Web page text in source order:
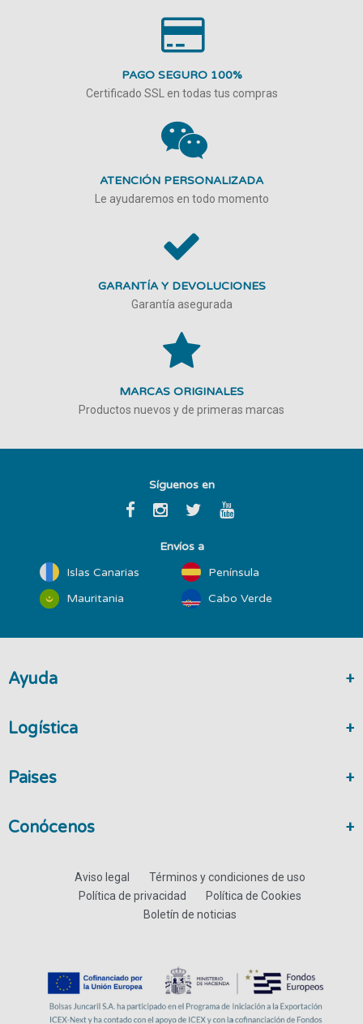
PAGO SEGURO 100%
Certificado SSL en todas tus compras
ATENCIÓN PERSONALIZADA
Le ayudaremos en todo momento
GARANTÍA Y DEVOLUCIONES
Garantía asegurada
MARCAS ORIGINALES
Productos nuevos y de primeras marcas
Síguenos en
Envíos a
Islas Canarias
Península
Mauritania
Cabo Verde
Ayuda
Logística
Paises
Conócenos
Aviso legal
Términos y condiciones de uso
Política de privacidad
Política de Cookies
Boletín de noticias